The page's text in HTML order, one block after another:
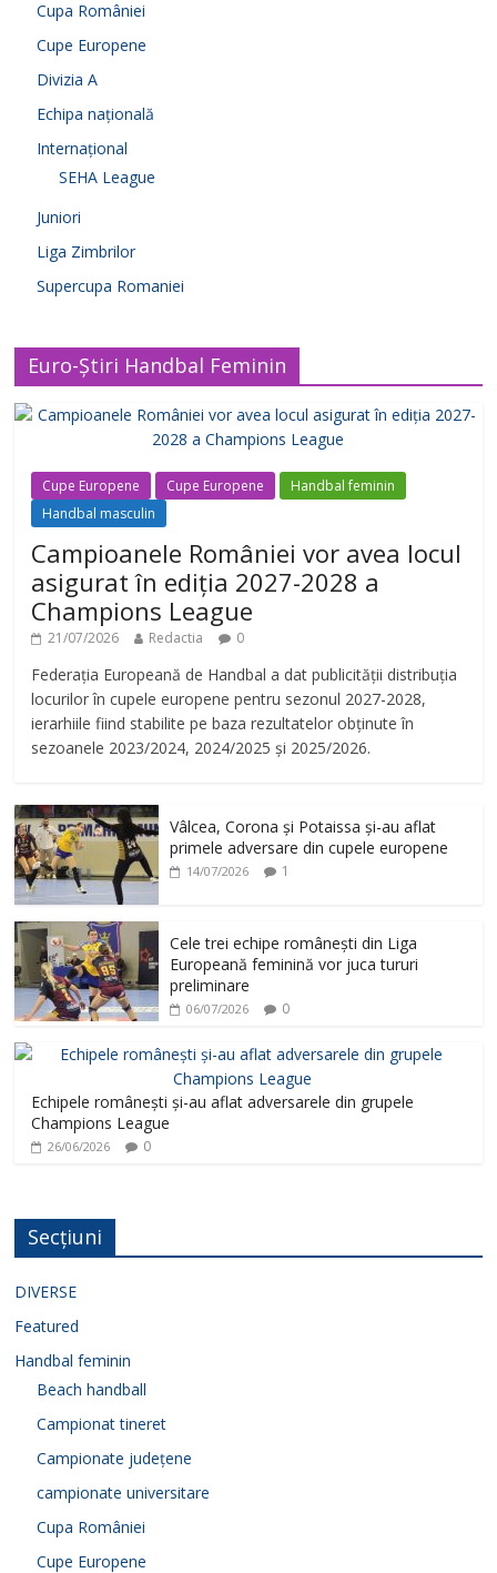
Cupa României
Cupe Europene
Divizia A
Echipa națională
Internațional
SEHA League
Juniori
Liga Zimbrilor
Supercupa Romaniei
Euro-Știri Handbal Feminin
Cupe Europene Cupe Europene
Handbal feminin
Handbal masculin
Campioanele României vor avea locul
asigurat în ediția 2027-2028 a
Champions League
21/07/2026 Redactia 0
Federația Europeană de Handbal a dat publicității distribuția
locurilor în cupele europene pentru sezonul 2027-2028,
ierarhiile fiind stabilite pe baza rezultatelor obținute în
sezoanele 2023/2024, 2024/2025 și 2025/2026.
Vâlcea, Corona și Potaissa și-au aflat
primele adversare din cupele europene
14/07/2026 1
Cele trei echipe românești din Liga
Europeană feminină vor juca tururi
preliminare
06/07/2026 0
Echipele românești și-au aflat adversarele din grupele
Champions League
26/06/2026 0
Secțiuni
DIVERSE
Featured
Handbal feminin
Beach handball
Campionat tineret
Campionate județene
campionate universitare
Cupa României
Cupe Europene